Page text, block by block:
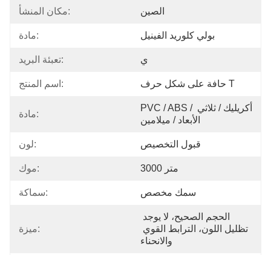
مكان المنشأ: الصين
مادة: بولي كلوريد الفينيل
تعبئة البريد: ي
اسم المنتج: حافة على شكل حرف T
مادة:
PVC / ABS / أكريليك / ثلاثي
الأبعاد / ميلامين
لون: قبول التخصيص
موك: 3000 متر
سماكة: سمك مخصص
ميزة:
والانحناء